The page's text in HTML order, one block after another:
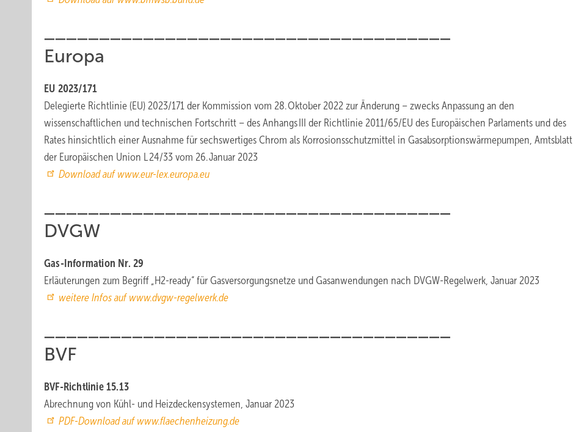
Europa
EU 2023/171
Delegierte Richtlinie (EU) 2023/171 der Kommission vom 28. Oktober 2022 zur Änderung – zwecks Anpassung an den
wissenschaftlichen und technischen Fortschritt – des Anhangs III der Richtlinie 2011/65/EU des Europäischen Parlaments und des
Rates hinsichtlich einer Ausnahme für sechswertiges Chrom als Korrosionsschutzmittel in Gasabsorptionswärmepumpen, Amtsblatt
der Europäischen Union L 24/33 vom 26. Januar 2023
Download auf www.eur-lex.europa.eu
DVGW
Gas-Information Nr. 29
Erläuterungen zum Begriff „H2-ready“ für Gasversorgungsnetze und Gasanwendungen nach DVGW-Regelwerk, Januar 2023
weitere Infos auf www.dvgw-regelwerk.de
BVF
BVF-Richtlinie 15.13
Abrechnung von Kühl- und Heizdeckensystemen, Januar 2023
PDF-Download auf www.flaechenheizung.de